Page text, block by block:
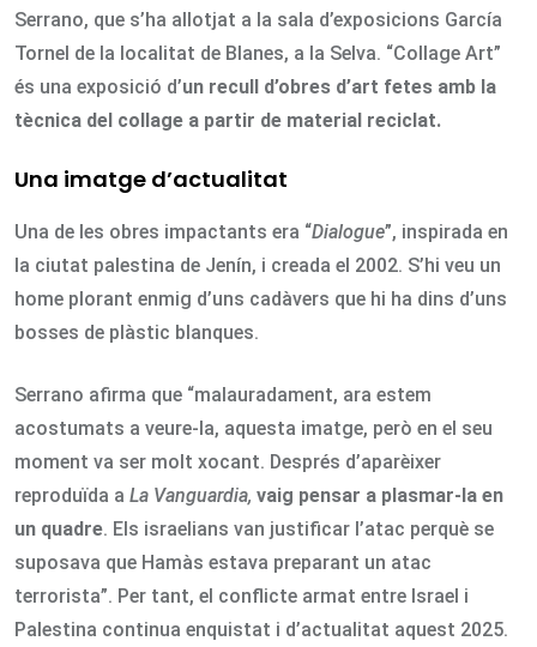
Serrano, que s’ha allotjat a la sala d’exposicions García
Tornel de la localitat de Blanes, a la Selva. “Collage Art”
és una exposició d’un recull d’obres d’art fetes amb la
tècnica del collage a partir de material reciclat.
Una imatge d’actualitat
Una de les obres impactants era “Dialogue”, inspirada en
la ciutat palestina de Jenín, i creada el 2002. S’hi veu un
home plorant enmig d’uns cadàvers que hi ha dins d’uns
bosses de plàstic blanques.
Serrano afirma que “malauradament, ara estem
acostumats a veure-la, aquesta imatge, però en el seu
moment va ser molt xocant. Després d’aparèixer
reproduïda a La Vanguardia, vaig pensar a plasmar-la en
un quadre. Els israelians van justificar l’atac perquè se
suposava que Hamàs estava preparant un atac
terrorista”. Per tant, el conflicte armat entre Israel i
Palestina continua enquistat i d’actualitat aquest 2025.